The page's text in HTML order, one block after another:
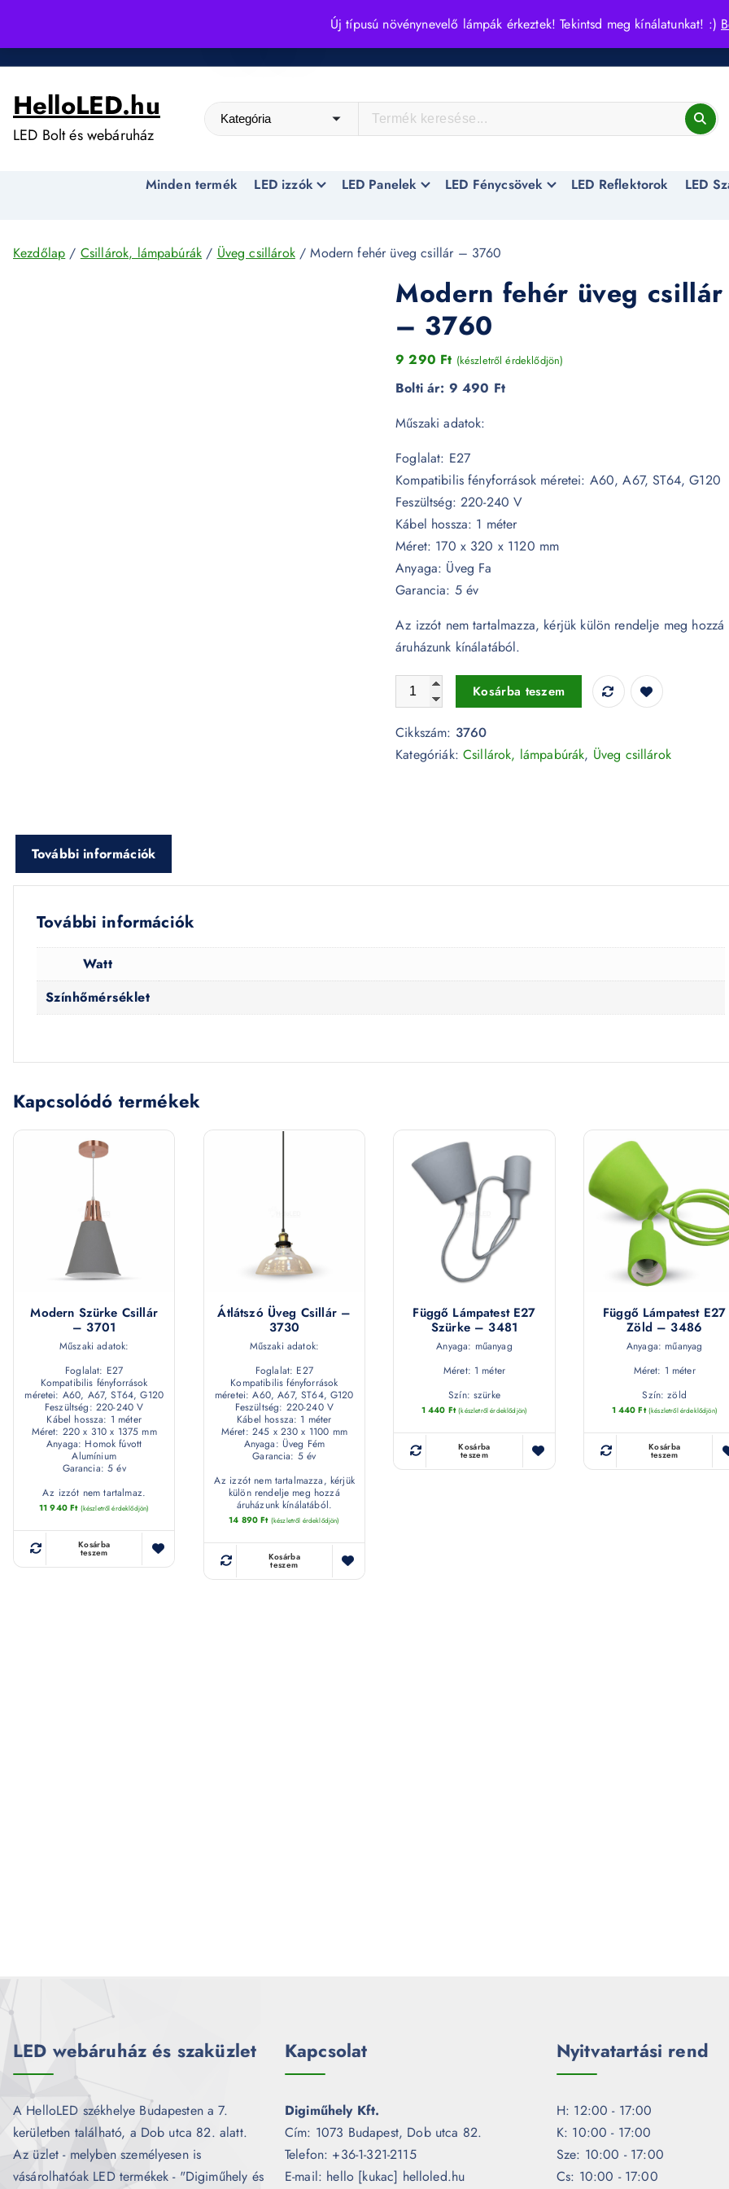
Új típusú növénynevelő lámpák érkeztek! Tekintsd meg kínálatunkat! :)
i
HelloLED.hu
LED Bolt és webáruház
Minden termék LED izzók LED Panelek LED Fénycsövek LED Reflektorok LED
Kezdőlap / Csillárok, lámpabúrák / Üveg csillárok/ Modern fehér üveg csillár – 3760
Modern fehér üveg csillár
– 3760
9 290 Ft (készletről érdeklődjön)
Bolti ár: 9 490 Ft
Műszaki adatok:
Foglalat: E27
Kompatibilis fényforrások méretei: A60, A67, ST64, G120
Feszültség: 220-240 V
Kábel hossza: 1 méter
Méret: 170 x 320 x 1120 mm
Anyaga: Üveg Fa
Garancia: 5 év
Az izzót nem tartalmazza, kérjük külön rendelje meg hozzá
áruházunk kínálatából.
Modern fehér üveg csillár - 3760 mennyiség
Kosárba teszem
Cikkszám: 3760
Kategóriák:Csillárok, lámpabúrák, Üveg csillárok
További információk
További információk
Watt
Színhőmérséklet
Kapcsolódó termékek
Modern Szürke Csillár
– 3701
Műszaki adatok:
Foglalat: E27
Kompatibilis fényforrások
méretei: A60, A67, ST64, G120
Feszültség: 220-240 V
Kábel hossza: 1 méter
Méret: 220 x 310 x 1375 mm
Anyaga: Homok fúvott
Alumínium
Garancia: 5 év
Az izzót nem tartalmaz.
11 940Ft (készletről érdeklődjön)
Kosárba
teszem
Átlátszó Üveg Csillár –
3730
Műszaki adatok:
Foglalat: E27
Kompatibilis fényforrások
méretei: A60, A67, ST64, G120
Feszültség: 220-240 V
Kábel hossza: 1 méter
Méret: 245 x 230 x 1100 mm
Anyaga: Üveg Fém
Garancia: 5 év
Az izzót nem tartalmazza, kérjük
külön rendelje meg hozzá
áruházunk kínálatából.
14 890Ft (készletről érdeklődjön)
Kosárba
teszem
Függő Lámpatest E27
Szürke – 3481
Anyaga: műanyag
Méret: 1 méter
Szín: szürke
1 440 Ft (készletről érdeklődjön)
Kosárba
teszem
Függő Lámpatest E27
Zöld – 3486
Anyaga: műanyag
Méret: 1 méter
Szín: zöld
1 440Ft (készletről érdeklődjön)
Kosárba
teszem
LED webáruház és szaküzlet
A HelloLED székhelye Budapesten a 7.
kerületben található, a Dob utca 82. alatt.
Az üzlet - melyben személyesen is
vásárolhatóak LED termékek - "Digiműhely és
Kapcsolat
Digiműhely Kft.
Cím: 1073 Budapest, Dob utca 82.
Telefon: +36-1-321-2115
E-mail: hello [kukac] helloled.hu
Nyitvatartási rend
H: 12:00 - 17:00
K: 10:00 - 17:00
Sze: 10:00 - 17:00
Cs: 10:00 - 17:00